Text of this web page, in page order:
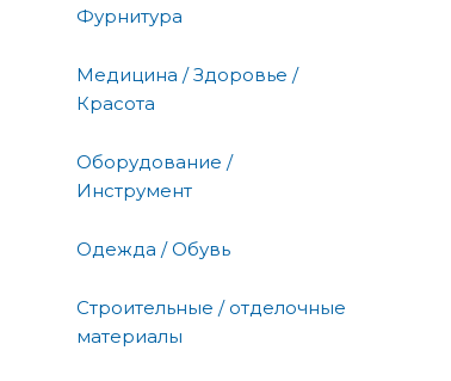
Фурнитура
Медицина / Здоровье /
Красота
Оборудование /
Инструмент
Одежда / Обувь
Строительные / отделочные
материалы